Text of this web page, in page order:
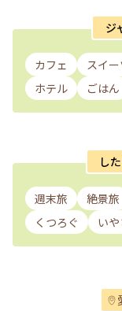
ジ
カフェ スイー
ホテル
ごはん
し
週末旅 絶景旅
くつろぐ
い